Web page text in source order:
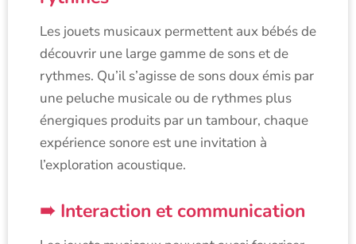
Les jouets musicaux permettent aux bébés de
découvrir une large gamme de sons et de
rythmes. Qu’il s’agisse de sons doux émis par
une peluche musicale ou de rythmes plus
énergiques produits par un tambour, chaque
expérience sonore est une invitation à
l’exploration acoustique.
Interaction et communication